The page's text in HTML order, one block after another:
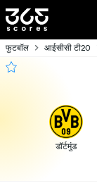
फुटबॉल आईसीसी टी20
डॉर्टमुंड